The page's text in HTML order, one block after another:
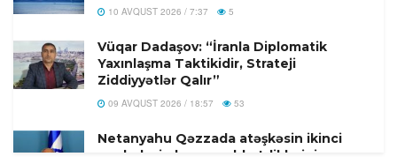
10 AVQUST 2026 / 7:37 5
Vüqar Dadaşov: “İranla Diplomatik
Yaxınlaşma Taktikidir, Strateji
Ziddiyyətlər Qalır”
09 AVQUST 2026 / 18:57 53
Netanyahu Qəzzada atəşkəsin ikinci
mərhələsi planını rədd etdiklərini